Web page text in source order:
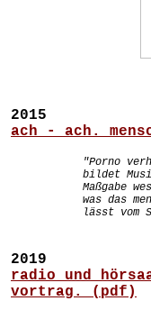
2015
ach - ach.
"Porno
bildet
Maßgabe
was das
lässt vom
2019
radio und
vortrag. (pdf)